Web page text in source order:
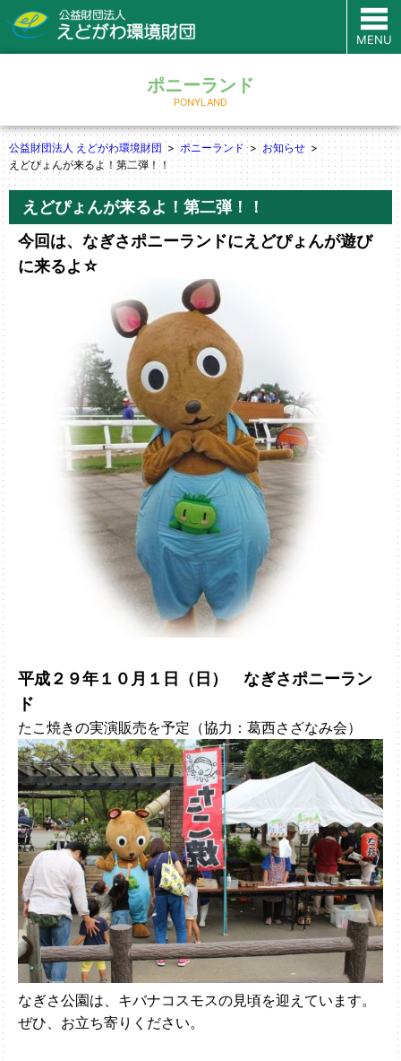
MENU
ポニーランド
PONYLAND
公益財団法人 えどがわ環境財団 ポニーランド
お知らせ
えどぴょんが来るよ！第二弾！！
えどぴょんが来るよ！第二弾！！
今回は、なぎさポニーランドにえどぴょんが遊び
に来るよ☆
平成２９年１０月１日（日） なぎさポニーラン
ド
たこ焼きの実演販売を予定（協力：葛西さざなみ会）
なぎさ公園は、キバナコスモスの見頃を迎えています。
ぜひ、お立ち寄りください。